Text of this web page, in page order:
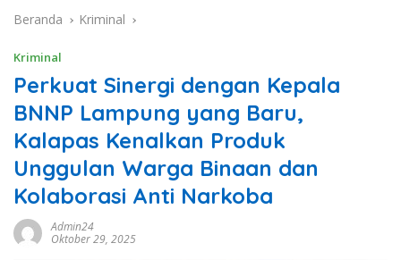
Beranda Kriminal
Kriminal
Perkuat Sinergi dengan Kepala
BNNP Lampung yang Baru,
Kalapas Kenalkan Produk
Unggulan Warga Binaan dan
Kolaborasi Anti Narkoba
Admin24
Oktober 29, 2025